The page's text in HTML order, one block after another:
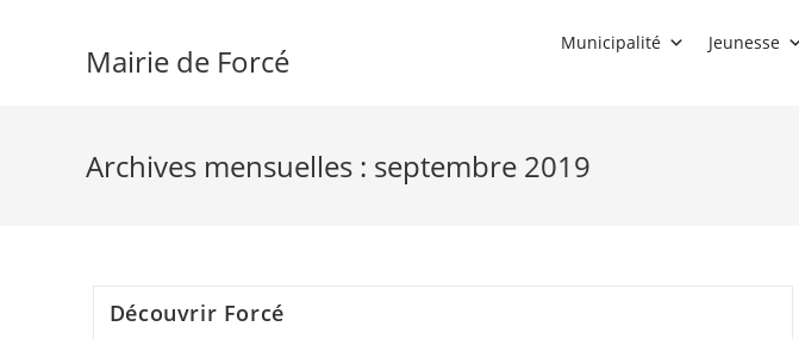
Mairie de Forcé Municipalité Jeunesse
Archives mensuelles : septembre 2019
Découvrir Forcé